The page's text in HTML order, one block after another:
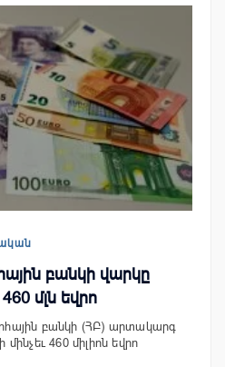
բանկի վարկը
մլն եվրո
բանկի (ՀԲ) արտակարգ
460 միլիոն եվրո